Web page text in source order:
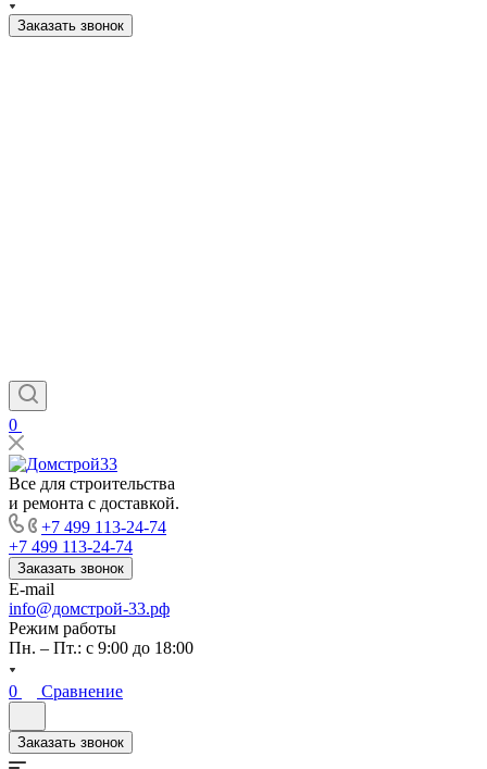
Заказать звонок
0
Все для строительства
и ремонта с доставкой.
+7 499 113-24-74
+7 499 113-24-74
Заказать звонок
E-mail
info@домстрой-33.рф
Режим работы
Пн. – Пт.: с 9:00 до 18:00
0 Сравнение
Заказать звонок